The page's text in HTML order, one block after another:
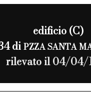
edificio (C)
diPZZA SANTA
rilevato il 04/04/